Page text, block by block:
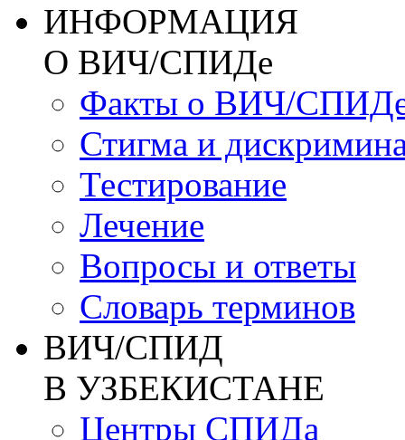
ИНФОРМАЦИЯ
О ВИЧ/СПИДе
Факты о ВИЧ/
Стигма и
Тестирование
Лечение
Вопросы и ответы
Словарь терминов
ВИЧ/СПИД
В УЗБЕКИСТАНЕ
Центры СПИДа